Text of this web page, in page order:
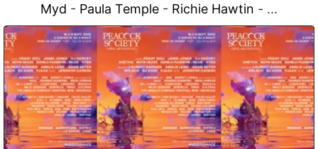
Myd - Paula Temple - Richie Hawtin - ...